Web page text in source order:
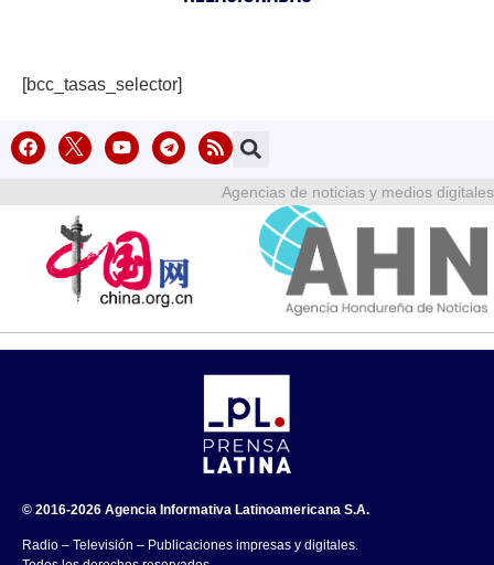
[bcc_tasas_selector]
Agencias de noticias y medios digitales
© 2016-2026 Agencia Informativa Latinoamericana S.A.
Radio – Televisión – Publicaciones impresas y digitales.